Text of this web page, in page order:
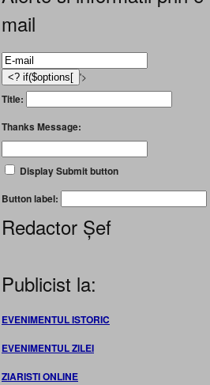
mail
'>
Title:
Thanks Message:
Display Submit button
Button label:
Redactor Șef
Publicist la:
EVENIMENTUL ISTORIC
EVENIMENTUL ZILEI
ZIARISTI ONLINE